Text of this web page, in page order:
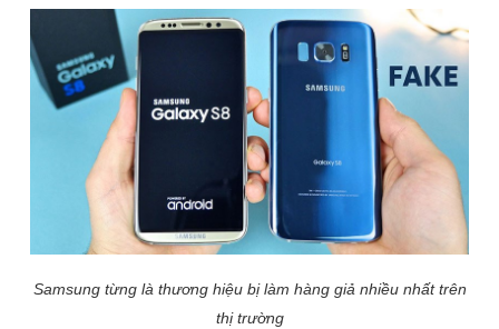
Samsung từng là thương hiệu bị làm hàng giả nhiều nhất trên
thị trường